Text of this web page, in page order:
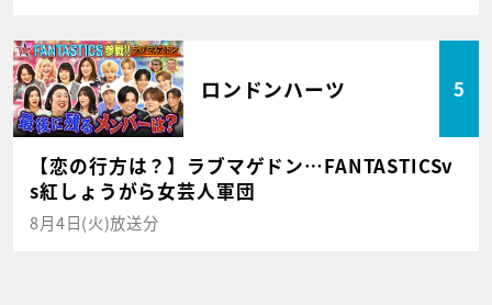
ロンドンハーツ 5
【恋の行方は？】ラブマゲドン…FANTASTICSv
s紅しょうがら女芸人軍団
8月4日(火)放送分